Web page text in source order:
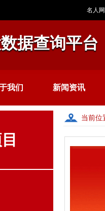
名人网
据查询平台
我们 新闻资讯
当前位